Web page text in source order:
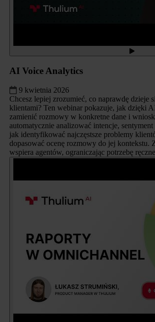
AI Voice Analytics
9 kwietnia 2026
Chcesz lepiej zrozumieć, co naprawdę dzieje
klientami? Ten webinar pokazuje, jak dzięki
zamienić rozmowy w konkretne dane i
automatycznie analizować intencje,
jak identyfikować najczęstsze problemy
dopasować ocenę rozmowy do jej kontekstu.
wspiera agentów, ograniczając potrzebę